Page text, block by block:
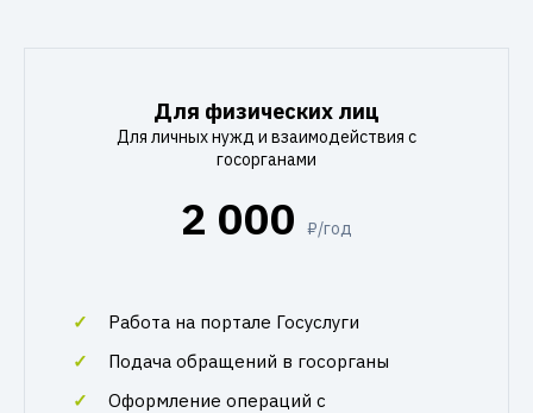
Для физических лиц
Для личных нужд и взаимодействия с
госорганами
2 000 ₽/год
Работа на портале Госуслуги
Подача обращений в госорганы
Оформление операций с